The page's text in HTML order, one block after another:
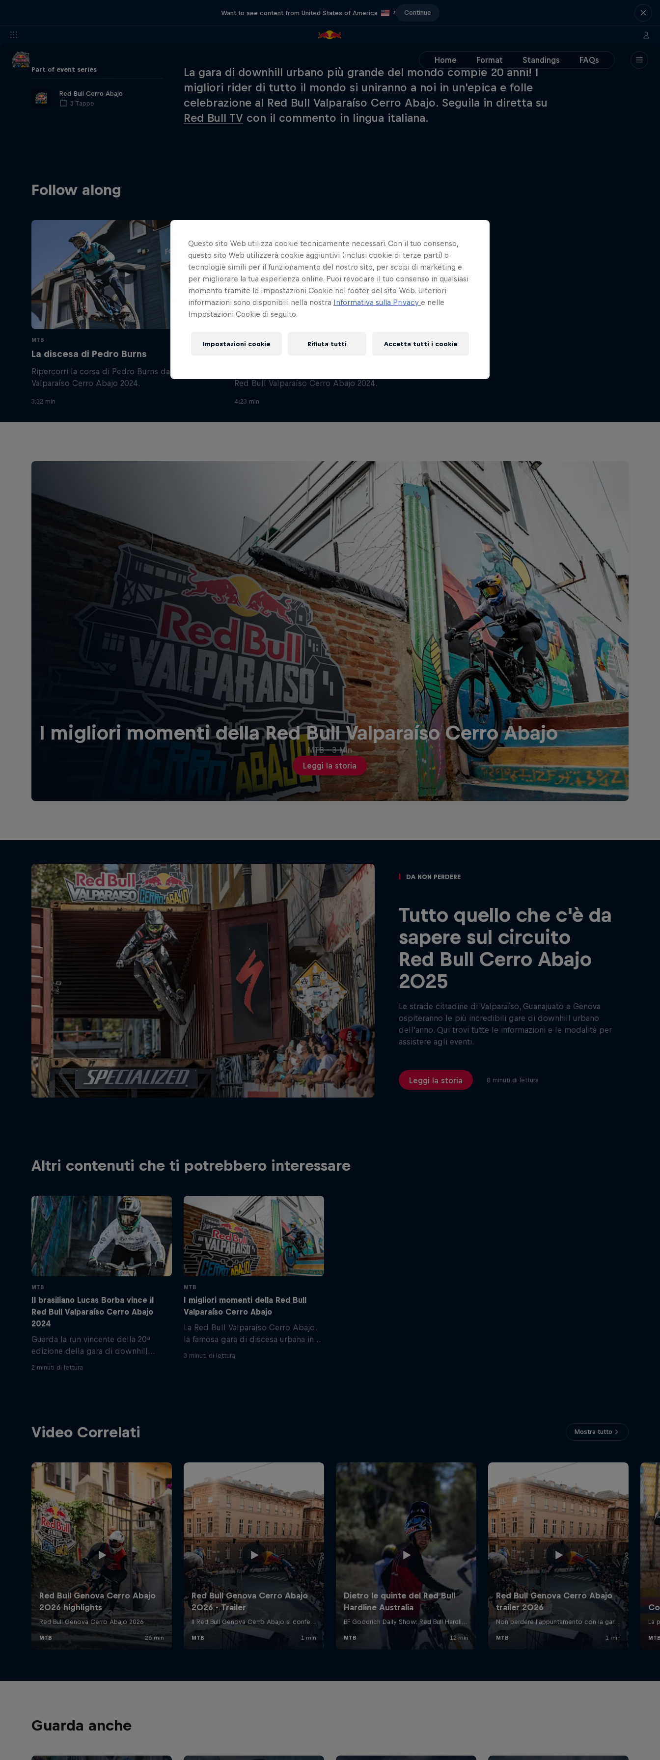
Want to see content from United States of America ? Continue
Home Format Standings FAQs
Part of event series
Red Bull Cerro Abajo
3 Tappe
La gara di downhill urbano più grande del mondo compie 20 anni! I
migliori rider di tutto il mondo si uniranno a noi in un'epica e folle
celebrazione al Red Bull Valparaíso Cerro Abajo. Seguila in diretta su
Red Bull TV con il commento in lingua italiana.
Follow along
MTB
La discesa di Pedro Burns
Ripercorri la corsa di Pedro Burns dalla Red Bull
Valparaíso Cerro Abajo 2024.
3:32 min
MTB
Red Bull Valparaíso Cerro Abajo 2024.
4:23 min
I migliori momenti della Red Bull Valparaíso Cerro Abajo
Leggi la storia
MTB · 3 Min
Da non perdere
Tutto quello che c'è da
sapere sul circuito
Red Bull Cerro Abajo
2025
Le strade cittadine di Valparaíso, Guanajuato e Genova
ospiteranno le più incredibili gare di downhill urbano
dell'anno. Qui trovi tutte le informazioni e le modalità per
assistere agli eventi.
Leggi la storia 8 minuti di lettura
Altri contenuti che ti potrebbero interessare
MTB
Il brasiliano Lucas Borba vince il
Red Bull Valparaíso Cerro Abajo
2024
Guarda la run vincente della 20ª
edizione della gara di downhill
2 minuti di lettura
MTB
I migliori momenti della Red Bull
Valparaíso Cerro Abajo
La Red Bull Valparaíso Cerro Abajo,
la famosa gara di discesa urbana in
3 minuti di lettura
Video Correlati Mostra tutto
Guarda anche
Questo sito Web utilizza cookie tecnicamente necessari. Con il tuo consenso,
questo sito Web utilizzerà cookie aggiuntivi (inclusi cookie di terze parti) o
tecnologie simili per il funzionamento del nostro sito, per scopi di marketing e
per migliorare la tua esperienza online. Puoi revocare il tuo consenso in qualsiasi
momento tramite le Impostazioni Cookie nel footer del sito Web. Ulteriori
informazioni sono disponibili nella nostra Informativa sulla Privacy e nelle
Impostazioni Cookie di seguito.
Impostazioni cookie Rifiuta tutti Accetta tutti i cookie